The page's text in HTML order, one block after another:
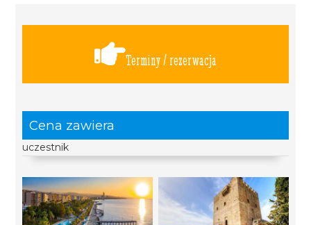
Terminy / rezerwacja
Cena zawiera
uczestnik